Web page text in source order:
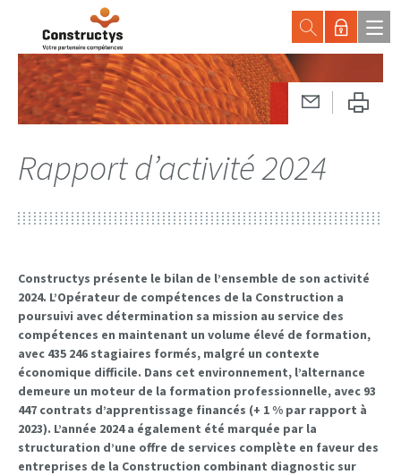
Rapport d’activité 2024
Constructys présente le bilan de l’ensemble de son activité
2024. L’Opérateur de compétences de la Construction a
poursuivi avec détermination sa mission au service des
compétences en maintenant un volume élevé de formation,
avec 435 246 stagiaires formés, malgré un contexte
économique difficile. Dans cet environnement, l’alternance
demeure un moteur de la formation professionnelle, avec 93
447 contrats d’apprentissage financés (+ 1 % par rapport à
2023). L’année 2024 a également été marquée par la
structuration d’une offre de services complète en faveur des
entreprises de la Construction combinant diagnostic sur